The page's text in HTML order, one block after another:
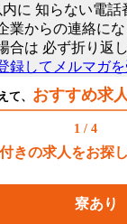
に 知らない電話
業からの連絡に
合は 必ず折り返
て、 おすすめ求人
1 / 4
きの求人をお探
寮あり